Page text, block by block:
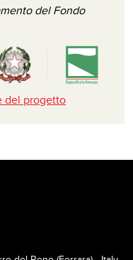
del Fondo
del progetto